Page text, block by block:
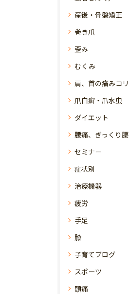
産後・骨盤矯正
巻き爪
歪み
むくみ
肩、首の痛みコリ
爪白癬・爪水虫
ダイエット
腰痛、ぎっくり腰
セミナー
症状別
治療機器
疲労
手足
膝
子育てブログ
スポーツ
頭痛